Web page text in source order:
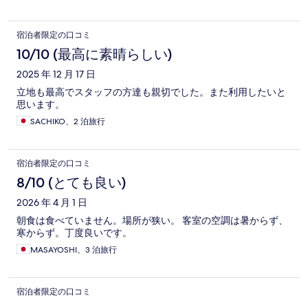
宿泊者限定の口コミ
10/10 (最高に素晴らしい)
2025 年 12 月 17 日
立地も最高でスタッフの方達も親切でした。また利用したいと
思います。
SACHIKO、2 泊旅行
宿泊者限定の口コミ
8/10 (とても良い)
2026 年 4 月 1 日
朝食は食べていません。場所が狭い。 客室の空調は暑からず、
寒からず。丁度良いです。
MASAYOSHI、3 泊旅行
宿泊者限定の口コミ